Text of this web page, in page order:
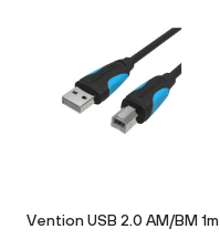
Vention USB 2.0 AM/BM 1m